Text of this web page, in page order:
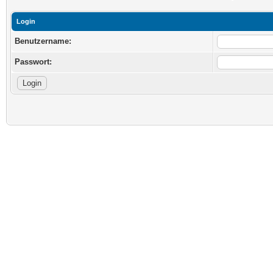
Login
Benutzername:
Passwort: